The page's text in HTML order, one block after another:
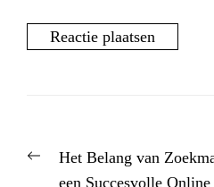
PreviousHet Belang van
een Succesvolle